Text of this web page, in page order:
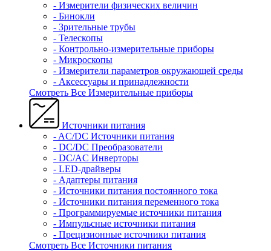
- Измерители физических величин
- Бинокли
- Зрительные трубы
- Телескопы
- Контрольно-измерительные приборы
- Микроскопы
- Измерители параметров окружающей среды
- Аксессуары и принадлежности
Смотреть Все Измерительные приборы
Источники питания
- AC/DC Источники питания
- DC/DC Преобразователи
- DC/AC Инверторы
- LED-драйверы
- Адаптеры питания
- Источники питания постоянного тока
- Источники питания переменного тока
- Программируемые источники питания
- Импульсные источники питания
- Прецизионные источники питания
Смотреть Все Источники питания